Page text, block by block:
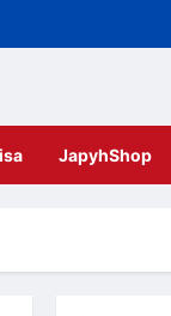
JapyhShop